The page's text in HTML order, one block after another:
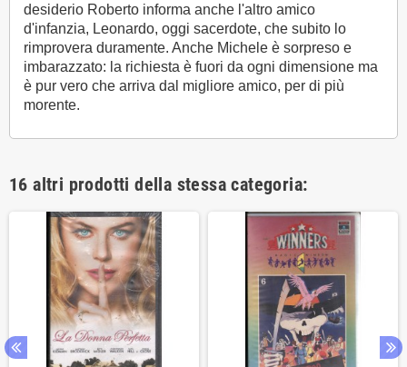
desiderio Roberto informa anche l'altro amico
d'infanzia, Leonardo, oggi sacerdote, che subito lo
rimprovera duramente. Anche Michele è sorpreso e
imbarazzato: la richiesta è fuori da ogni dimensione ma
è pur vero che arriva dal migliore amico, per di più
morente.
16 altri prodotti della stessa categoria: